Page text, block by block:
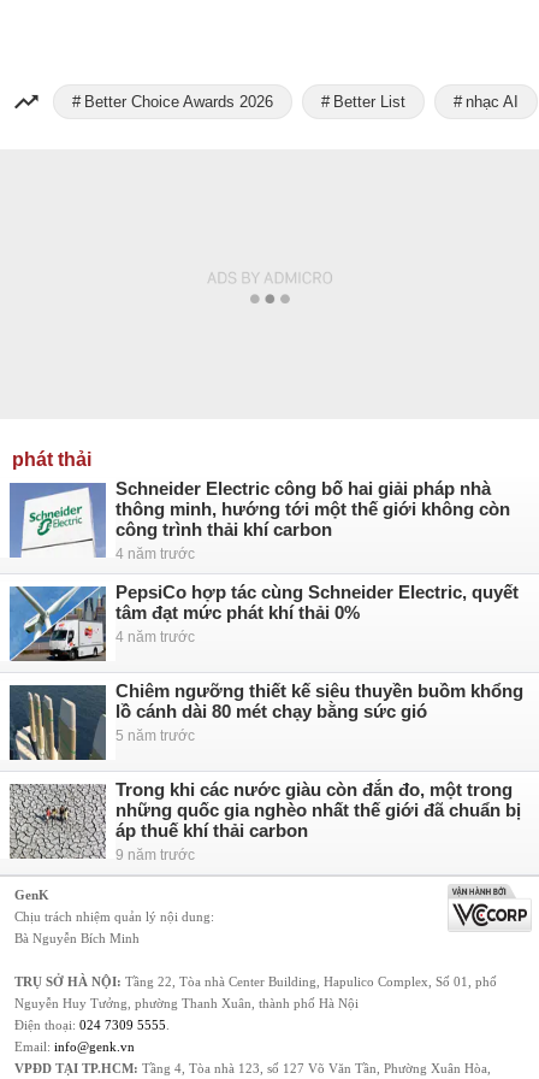
Better Choice Awards 2026 Better List nhạc AI
phát thải
Schneider Electric công bố hai giải pháp nhà
thông minh, hướng tới một thế giới không còn
công trình thải khí carbon
4 năm trước
PepsiCo hợp tác cùng Schneider Electric, quyết
tâm đạt mức phát khí thải 0%
4 năm trước
Chiêm ngưỡng thiết kế siêu thuyền buồm khổng
lồ cánh dài 80 mét chạy bằng sức gió
5 năm trước
Trong khi các nước giàu còn đắn đo, một trong
những quốc gia nghèo nhất thế giới đã chuẩn bị
áp thuế khí thải carbon
9 năm trước
GenK
Chịu trách nhiệm quản lý nội dung:
Bà Nguyễn Bích Minh
TRỤ SỞ HÀ NỘI: Tầng 22, Tòa nhà Center Building, Hapulico Complex, Số 01, phố
Nguyễn Huy Tưởng, phường Thanh Xuân, thành phố Hà Nội
Điện thoại: 024 7309 5555
Email: info@genk.vn
VPĐD TẠI TP.HCM: Tầng 4, Tòa nhà 123, số 127 Võ Văn Tần, Phường Xuân Hòa,